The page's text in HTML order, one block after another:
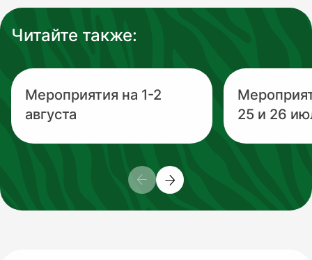
Читайте также:
Мероприятия на 1-2
августа
25 и 26